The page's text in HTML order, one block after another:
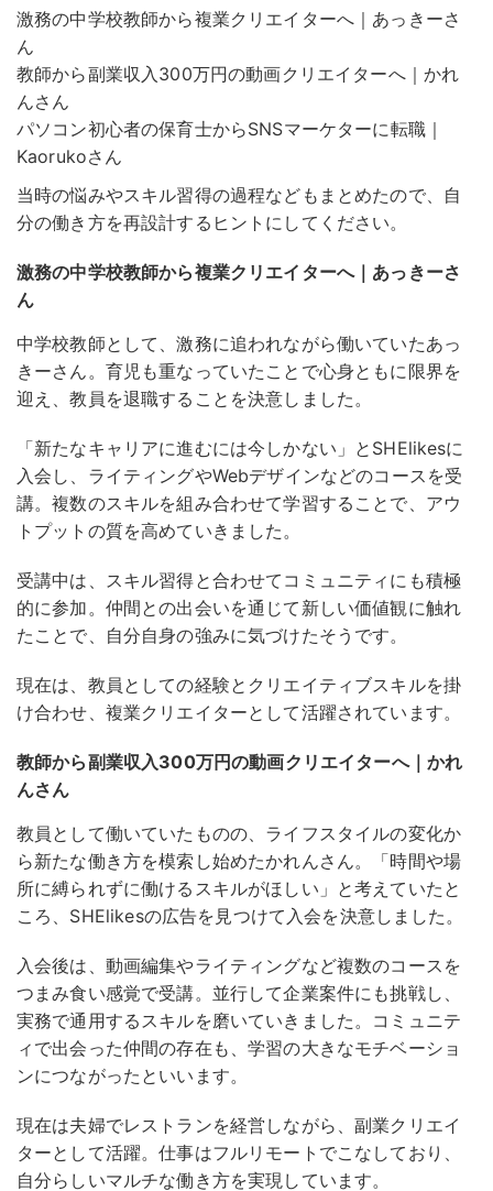
激務の中学校教師から複業クリエイターへ｜あっきーさ
ん
教師から副業収入300万円の動画クリエイターへ｜かれ
んさん
パソコン初心者の保育士からSNSマーケターに転職｜
Kaorukoさん
当時の悩みやスキル習得の過程などもまとめたので、自
分の働き方を再設計するヒントにしてください。
激務の中学校教師から複業クリエイターへ｜あっきーさ
ん
中学校教師として、激務に追われながら働いていたあっ
きーさん。育児も重なっていたことで心身ともに限界を
迎え、教員を退職することを決意しました。
「新たなキャリアに進むには今しかない」とSHElikesに
入会し、ライティングやWebデザインなどのコースを受
講。複数のスキルを組み合わせて学習することで、アウ
トプットの質を高めていきました 。
受講中は、スキル習得と合わせてコミュニティにも積極
的に参加。仲間との出会いを通じて新しい価値観に触れ
たことで、自分自身の強みに気づけたそうです。
現在は、教員としての経験とクリエイティブスキルを掛
け合わせ、複業クリエイターとして活躍されています。
教師から副業収入300万円の動画クリエイターへ｜かれ
んさん
教員として働いていたものの、ライフスタイルの変化か
ら新たな働き方を模索し始めたかれんさん。「時間や場
所に縛られずに働けるスキルがほしい」と考えていたと
ころ、SHElikesの広告を見つけて入会を決意しました。
入会後は、動画編集やライティングなど複数のコースを
つまみ食い感覚で受講。並行して企業案件にも挑戦し、
実務で通用するスキルを磨いていきました。 コミュニテ
ィで出会った仲間の存在も、学習の大きなモチベーショ
ンにつながったといいます。
現在は夫婦でレストランを経営しながら、副業クリエイ
ターとして活躍。仕事はフルリモートでこなしており、
自分らしいマルチな働き方を実現しています。